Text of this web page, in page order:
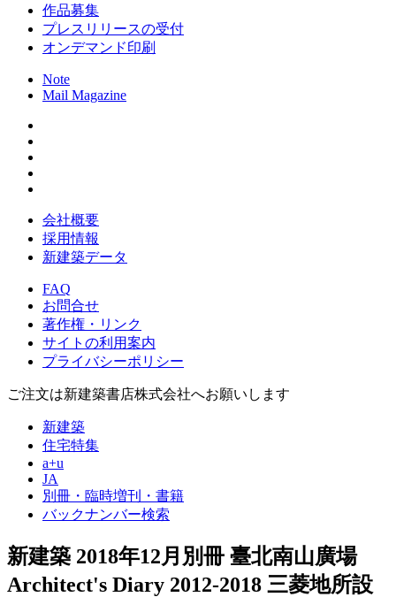
作品募集
プレスリリースの受付
オンデマンド印刷
Note
Mail Magazine
会社概要
採用情報
新建築データ
FAQ
お問合せ
著作権・リンク
サイトの利用案内
プライバシーポリシー
ご注文は新建築書店株式会社へお願いします
新建築
住宅特集
a+u
JA
別冊・臨時増刊・書籍
バックナンバー検索
新建築 2018年12月別冊 臺北南山廣場
Architect's Diary 2012-2018 三菱地所設